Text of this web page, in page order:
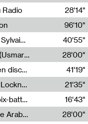
Radio
28'14"
96'10"
Anatomie du Tomason, entretien avec Sylvain Cardonnel
40'55"
Radia Show #1095 : To Communicate (Usmaradio)
28'00"
Light turbulences #2 : Jérôme Game en discussion avec Thomas Corlin
41'19"
Light turbulences #3 : Le Châ (Lutèce Lockness)
21'35"
Light turbulences #1 : ON TIME (live voix-batterie) avec Jérôme Game & Jean-Michel Espitallier
16'43"
Radia Show #1094 Chronicles from the Arab Cold War by Ghazi Barakat
28'00"